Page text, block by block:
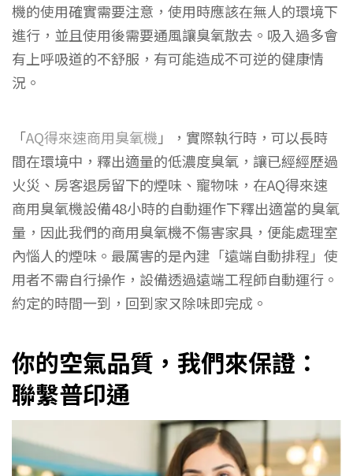
機的使用確實需要注意，使用時應該在無人的環境下
進行，並且使用後需要通風讓臭氧散去。吸入過多會
有上呼吸道的不舒服，有可能造成不可逆的健康情
況。
「AQ得來速商用臭氧機」，實際執行時，可以長時
間在環境中，釋出適量的低濃度臭氧，讓已經經歷過
火災、房客退房留下的煙味、寵物味，在AQ得來速
商用臭氧機設備48小時的自動運作下釋出適當的臭氧
量，因此我們的商用臭氧機不傷害家具，便能處理室
內惱人的煙味。最厲害的是內建「遠端自動排程」使
用者不需自行操作，設備透過遠端工程師自動運行。
約定的時間一到，回到家ㄡ除味即完成。
你的空氣品質，我們來保證：
聯繫普印通